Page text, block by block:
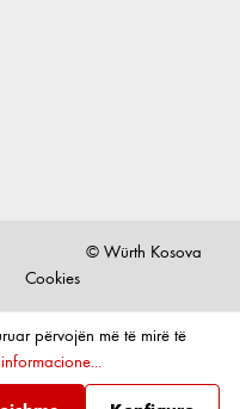
© Würth Kosova
Cookies
përvojën më të mirë të